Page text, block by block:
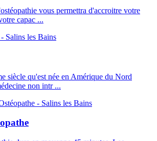
vous permettra d'accroitre votre
capac ...
siècle qu'est née en Amérique du Nord
non intr ...